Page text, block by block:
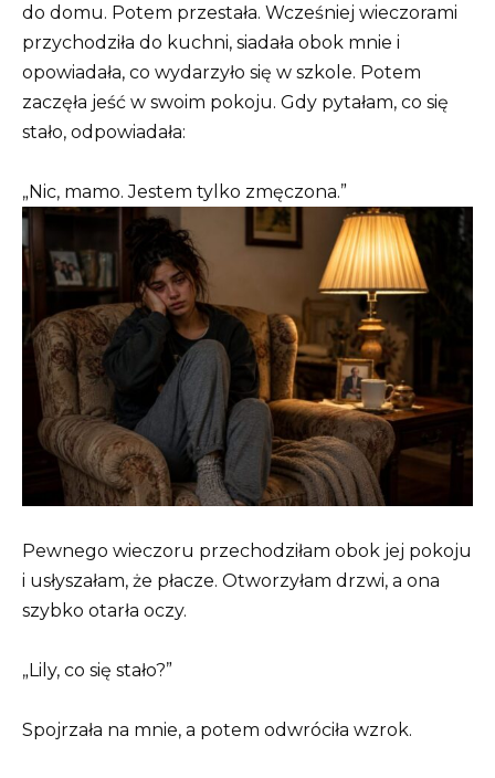
do domu. Potem przestała. Wcześniej wieczorami
przychodziła do kuchni, siadała obok mnie i
opowiadała, co wydarzyło się w szkole. Potem
zaczęła jeść w swoim pokoju. Gdy pytałam, co się
stało, odpowiadała:
„Nic, mamo. Jestem tylko zmęczona.”
Pewnego wieczoru przechodziłam obok jej pokoju
i usłyszałam, że płacze. Otworzyłam drzwi, a ona
szybko otarła oczy.
„Lily, co się stało?”
Spojrzała na mnie, a potem odwróciła wzrok.